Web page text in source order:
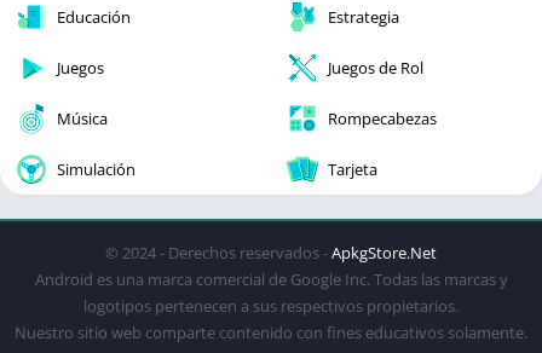
Educación Estrategia
Juegos Juegos de Rol
Música Rompecabezas
Simulación Tarjeta
© 2024 - Derechos reservados -ApkgStore.Net
Android es una marca comercial de Google Inc. Todas las marcas y
logotipos pertenecen a sus respectivos propietarios.
Nuestro sitio web comparte contenido con fines educativos solamente.